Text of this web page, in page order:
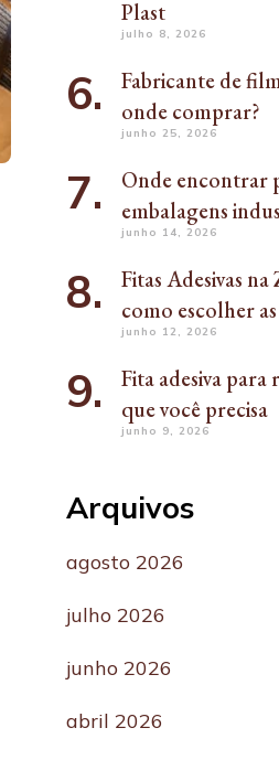
Plast
julho 8, 2026
Fabricante de
onde comprar?
junho 25, 2026
Onde encontrar
embalagens
junho 14, 2026
Fitas Adesivas
como escolher
junho 12, 2026
Fita adesiva para
que você precisa
junho 9, 2026
Arquivos
agosto 2026
julho 2026
junho 2026
abril 2026